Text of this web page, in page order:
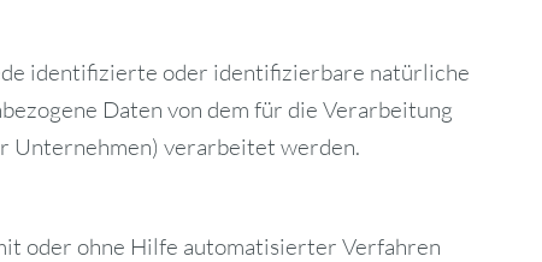
identifizierte oder identifizierbare natürliche
Daten von dem für die Verarbeitung
Unternehmen) verarbeitet werden.
oder ohne Hilfe automatisierter Verfahren